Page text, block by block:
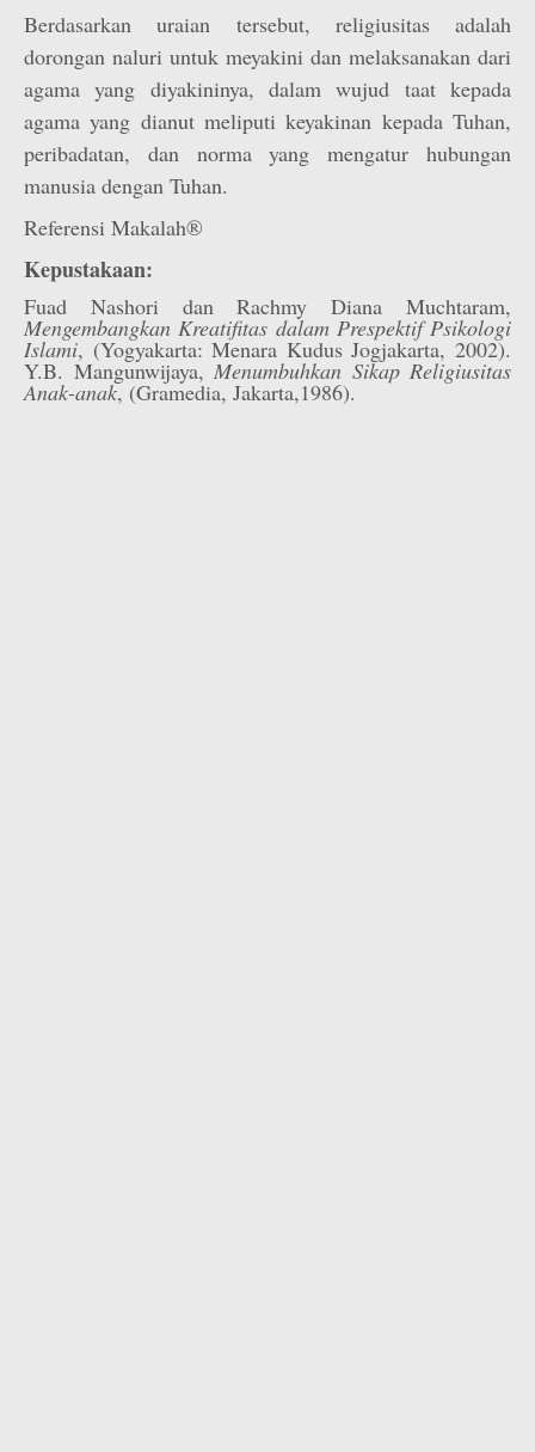
Berdasarkan uraian tersebut, religiusitas adalah
dorongan naluri untuk meyakini dan melaksanakan dari
agama yang diyakininya, dalam wujud taat kepada
agama yang dianut meliputi keyakinan kepada Tuhan,
peribadatan, dan norma yang mengatur hubungan
manusia dengan Tuhan.
Referensi Makalah®
Kepustakaan:
Fuad Nashori dan Rachmy Diana Muchtaram,
Mengembangkan Kreatifitas dalam Prespektif Psikologi
Islami, (Yogyakarta: Menara Kudus Jogjakarta, 2002).
Y.B. Mangunwijaya, Menumbuhkan Sikap Religiusitas
Anak-anak, (Gramedia, Jakarta,1986).